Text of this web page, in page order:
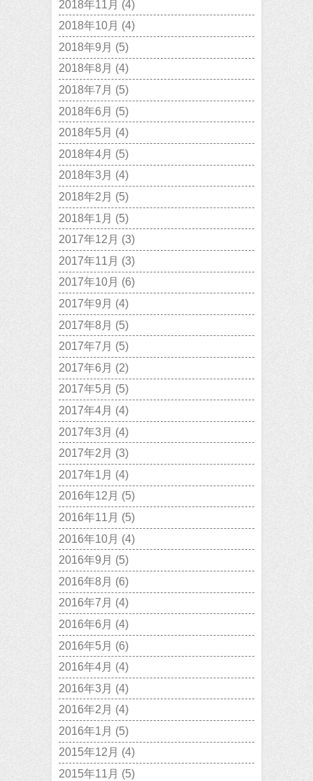
2018年11月 (4)
2018年10月 (4)
2018年9月 (5)
2018年8月 (4)
2018年7月 (5)
2018年6月 (5)
2018年5月 (4)
2018年4月 (5)
2018年3月 (4)
2018年2月 (5)
2018年1月 (5)
2017年12月 (3)
2017年11月 (3)
2017年10月 (6)
2017年9月 (4)
2017年8月 (5)
2017年7月 (5)
2017年6月 (2)
2017年5月 (5)
2017年4月 (4)
2017年3月 (4)
2017年2月 (3)
2017年1月 (4)
2016年12月 (5)
2016年11月 (5)
2016年10月 (4)
2016年9月 (5)
2016年8月 (6)
2016年7月 (4)
2016年6月 (4)
2016年5月 (6)
2016年4月 (4)
2016年3月 (4)
2016年2月 (4)
2016年1月 (5)
2015年12月 (4)
2015年11月 (5)